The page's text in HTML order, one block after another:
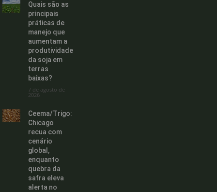
Quais são as
principais
práticas de
manejo que
aumentam a
produtividade
da soja em
terras
baixas?
7 de agosto de
2026
Ceema/Trigo:
Chicago
recua com
cenário
global,
enquanto
quebra da
safra eleva
alerta no